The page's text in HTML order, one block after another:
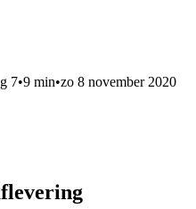
7•9 min•zo 8 november 2020